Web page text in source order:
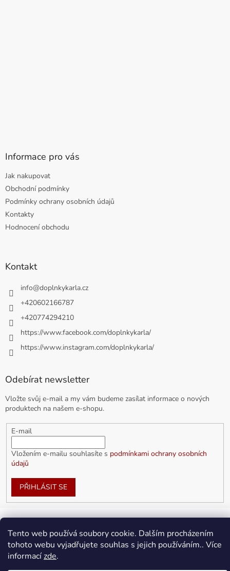
Tento web používá soubory cookie. Dalším procházením
tohoto webu vyjadřujete souhlas s jejich používáním.. Více
informacízde.
Informace pro vás
Jak nakupovat
Obchodní podmínky
Podmínky ochrany osobních údajů
Kontakty
Hodnocení obchodu
Kontakt
info@doplnkykarla.cz
+420602166787
+420774294210
https://www.facebook.com/doplnkykarla/
https://www.instagram.com/doplnkykarla/
Odebírat newsletter
Vložte svůj e-mail a my vám budeme zasílat informace o nových
produktech na našem e-shopu.
E-mail
Vložením e-mailu souhlasíte s podmínkami ochrany osobních
údajů
PŘIHLÁSIT SE
Vytvořil Shoptet